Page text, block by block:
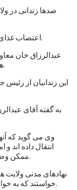
صدها زندانی در
اعتصاب غذای این زندانیان امروز وارد چهارمین روزش شد.
عبدالرزاق خان
هزار زندانی در این زندان اعتصاب غذایی کردند.
این زندانیان از رئیس
به گفته آقای
وی می گوید که
انتقال داده اند
ممکن وضعیت بهداشتی شماری از زندانیان خراب شود.
نهادهای مدنی ولایت
خواستند که به خواستهای مشروع زندانیان پاسخ مثبت داده شود.